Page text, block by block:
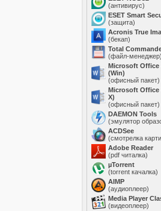
(антивирус)
ESET Smart
(защита)
Acronis True
(бекап)
Total
(файл-менеджер)
Microsoft Office
(Win)
(офисный пакет)
Microsoft Office
X)
(офисный пакет)
DAEMON Tools
(эмулятор
ACDSee
(смотрелка
Adobe Reader
(pdf читалка)
µTorrent
(torrent качалка)
AIMP
(аудиоплеер)
Media Player
(видеоплеер)